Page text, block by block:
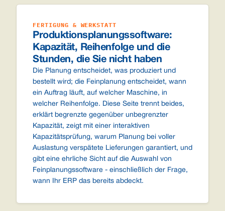
FERTIGUNG & WERKSTATT
Produktionsplanungssoftware:
Kapazität, Reihenfolge und die
Stunden, die Sie nicht haben
Die Planung entscheidet, was produziert und
bestellt wird; die Feinplanung entscheidet, wann
ein Auftrag läuft, auf welcher Maschine, in
welcher Reihenfolge. Diese Seite trennt beides,
erklärt begrenzte gegenüber unbegrenzter
Kapazität, zeigt mit einer interaktiven
Kapazitätsprüfung, warum Planung bei voller
Auslastung verspätete Lieferungen garantiert, und
gibt eine ehrliche Sicht auf die Auswahl von
Feinplanungssoftware - einschließlich der Frage,
wann Ihr ERP das bereits abdeckt.